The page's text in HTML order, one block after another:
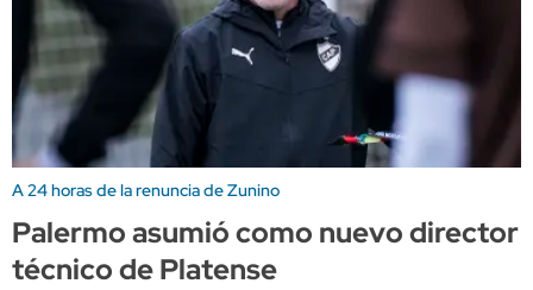
A 24 horas de la renuncia de Zunino
Palermo asumió como nuevo director
técnico de Platense